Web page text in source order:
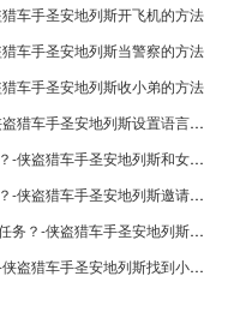
车手圣安地列斯开飞机的方法
车手圣安地列斯当警察的方法
车手圣安地列斯收小弟的方法
侠盗猎车手圣安地列斯怎么设置语言？-侠盗猎车手圣安地列斯设置语言的方法
侠盗猎车手圣安地列斯怎么和女朋友约会？-侠盗猎车手圣安地列斯和女朋友约会的方法
侠盗猎车手圣安地列斯怎么邀请女生上车？-侠盗猎车手圣安地列斯邀请女生上车的方法
侠盗猎车手圣安地列斯怎么完成绿色美元任务？-侠盗猎车手圣安地列斯完成绿色美元任务的方法
侠盗猎车手圣安地列斯怎么找到小丑车？-侠盗猎车手圣安地列斯找到小丑车的方法